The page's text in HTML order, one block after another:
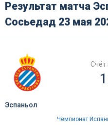
Результат матча
Сосьедад 23 мая
Счёт
Эспаньол
Чемпионат